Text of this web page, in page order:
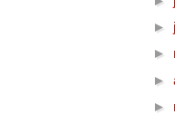
►
►
►
►